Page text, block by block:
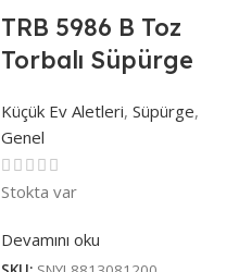
TRB 5986 B Toz
Torbalı Süpürge
Küçük Ev Aletleri, Süpürge,
Genel
Stokta var
Devamını oku